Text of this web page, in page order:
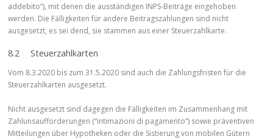
addebito”), mit denen die ausständigen INPS-Beiträge eingehoben
werden. Die Fälligkeiten für andere Beitragszahlungen sind nicht
ausgesetzt, es sei dend, sie stammen aus einer Steuerzahlkarte.
8.2 Steuerzahlkarten
Vom 8.3.2020 bis zum 31.5.2020 sind auch die Zahlungsfristen für die
Steuerzahlkarten ausgesetzt.
Nicht ausgesetzt sind dagegen die Fälligkeiten im Zusammenhang mit
Zahlunsaufforderungen (“intimazioni di pagamento”) sowie präventiven
Mitteilungen über Hypotheken oder die Sistierung von mobilen Gütern